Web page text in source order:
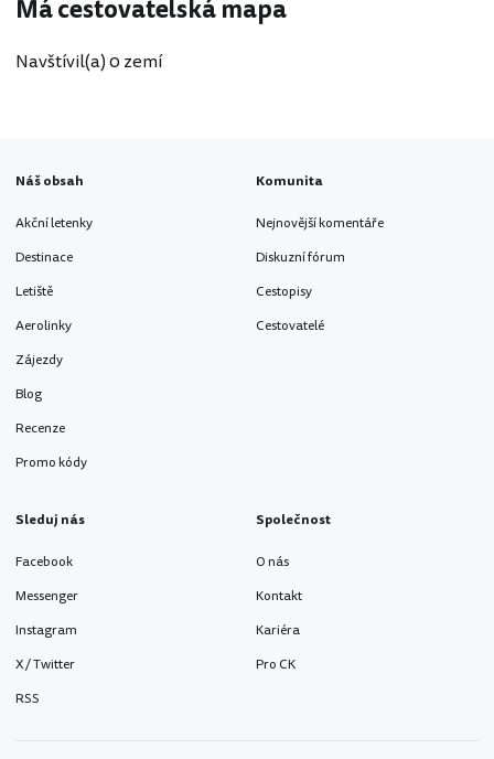
Má cestovatelská mapa
Navštívil(a) 0 zemí
Náš obsah
Akční letenky
Destinace
Letiště
Aerolinky
Zájezdy
Blog
Recenze
Promo kódy
Komunita
Nejnovější komentáře
Diskuzní fórum
Cestopisy
Cestovatelé
Sleduj nás
Facebook
Messenger
Instagram
X / Twitter
RSS
Společnost
O nás
Kontakt
Kariéra
Pro CK